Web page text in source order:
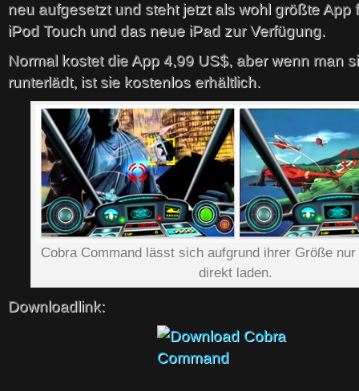
neu aufgesetzt und steht jetzt als wohl größte App
iPod Touch und das neue iPad zur Verfügung.
Normal kostet die App 4,99 US$, aber wenn man
runterlädt, ist sie kostenlos erhältlich.
Cobra Command lässt sich aufgrund ihrer Größe
direkt laden.
Downloadlink: